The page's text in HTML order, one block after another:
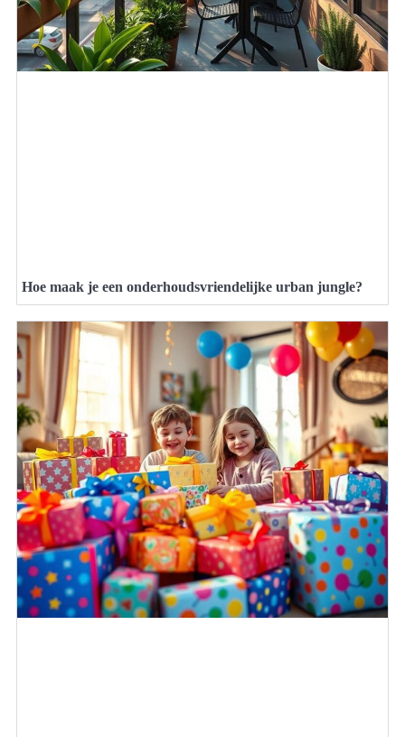
Hoe maak je een onderhoudsvriendelijke urban jungle?